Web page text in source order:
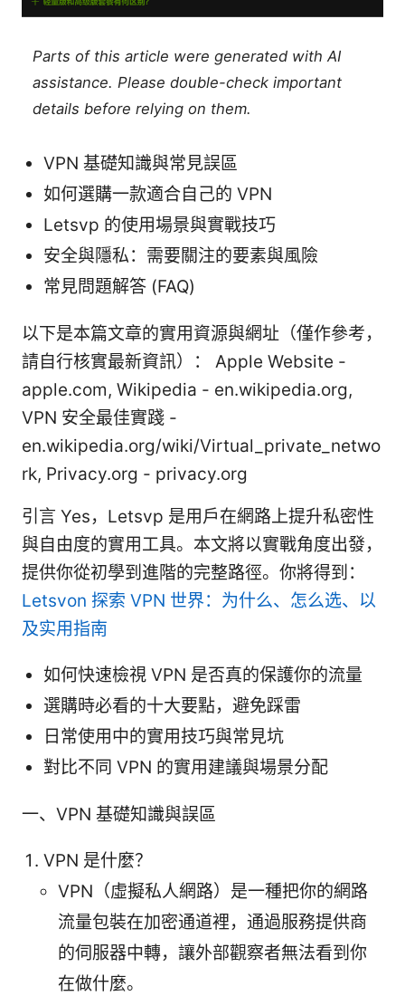
Parts of this article were generated with AI
assistance. Please double-check important
details before relying on them.
VPN 基礎知識與常見誤區
如何選購一款適合自己的 VPN
Letsvp 的使用場景與實戰技巧
安全與隱私：需要關注的要素與風險
常見問題解答 (FAQ)
以下是本篇文章的實用資源與網址（僅作參考，
請自行核實最新資訊）： Apple Website -
apple.com, Wikipedia - en.wikipedia.org,
VPN 安全最佳實踐 -
en.wikipedia.org/wiki/Virtual_private_netwo
rk, Privacy.org - privacy.org
引言 Yes，Letsvp 是用戶在網路上提升私密性
與自由度的實用工具。本文將以實戰角度出發，
提供你從初學到進階的完整路徑。你將得到：
Letsvon 探索 VPN 世界：为什么、怎么选、以
及实用指南
如何快速檢視 VPN 是否真的保護你的流量
選購時必看的十大要點，避免踩雷
日常使用中的實用技巧與常見坑
對比不同 VPN 的實用建議與場景分配
一、VPN 基礎知識與誤區
VPN 是什麼？
VPN（虛擬私人網路）是一種把你的網路
流量包裝在加密通道裡，通過服務提供商
的伺服器中轉，讓外部觀察者無法看到你
在做什麼。